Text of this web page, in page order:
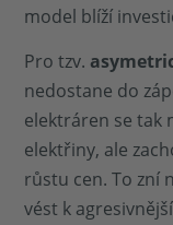
model blíží
Pro tzv.
nedostane do
elektráren se tak
elektřiny, ale
růstu cen. To zní
vést k